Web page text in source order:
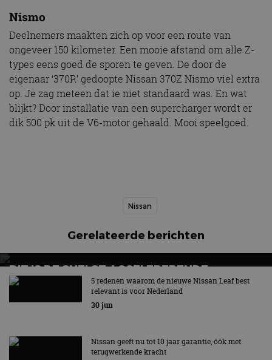
Nismo
Deelnemers maakten zich op voor een route van
ongeveer 150 kilometer. Een mooie afstand om alle Z-
types eens goed de sporen te geven. De door de
eigenaar ‘370R’ gedoopte Nissan 370Z Nismo viel extra
op. Je zag meteen dat ie niet standaard was. En wat
blijkt? Door installatie van een supercharger wordt er
dik 500 pk uit de V6-motor gehaald. Mooi speelgoed.
Nissan
Gerelateerde berichten
DIT IS DE SNELST ACCELERERENDE
RACEAUTO VAN NISSAN
Nieuwe Formula E GEN4-raceauto van Nissan
5 redenen waarom de nieuwe Nissan Leaf best
relevant is voor Nederland
30 jun
Nissan geeft nu tot 10 jaar garantie, óók met
terugwerkende kracht